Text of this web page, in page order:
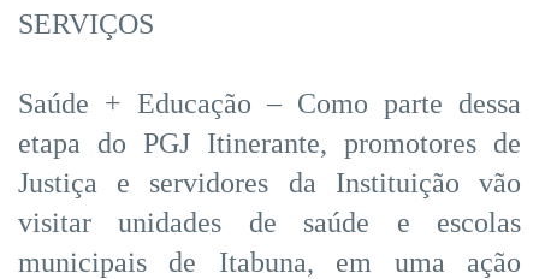
SERVIÇOS
Saúde + Educação – Como parte dessa
etapa do PGJ Itinerante, promotores de
Justiça e servidores da Instituição vão
visitar unidades de saúde e escolas
municipais de Itabuna, em uma ação